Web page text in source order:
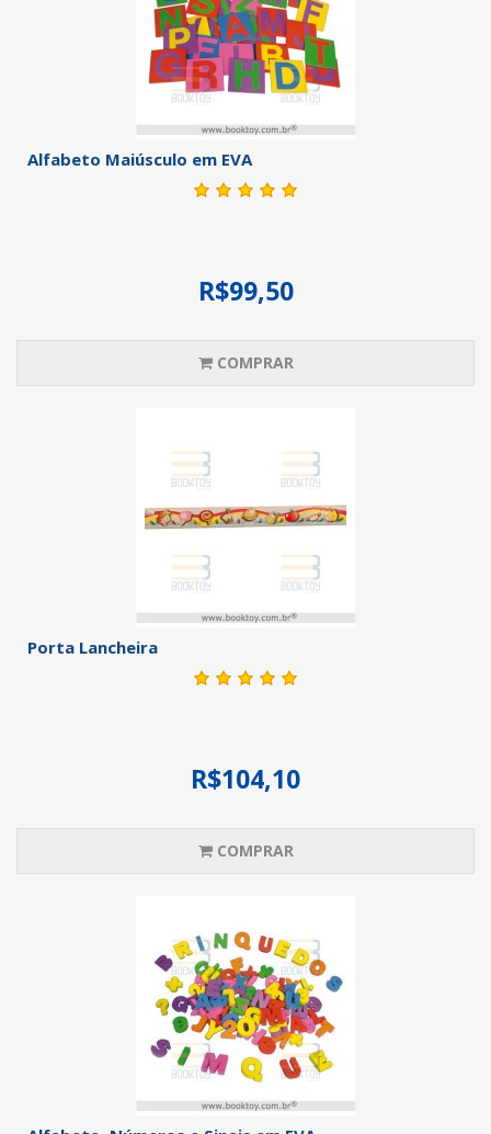
Alfabeto Maiúsculo em EVA
R$99,50
COMPRAR
Porta Lancheira
R$104,10
COMPRAR